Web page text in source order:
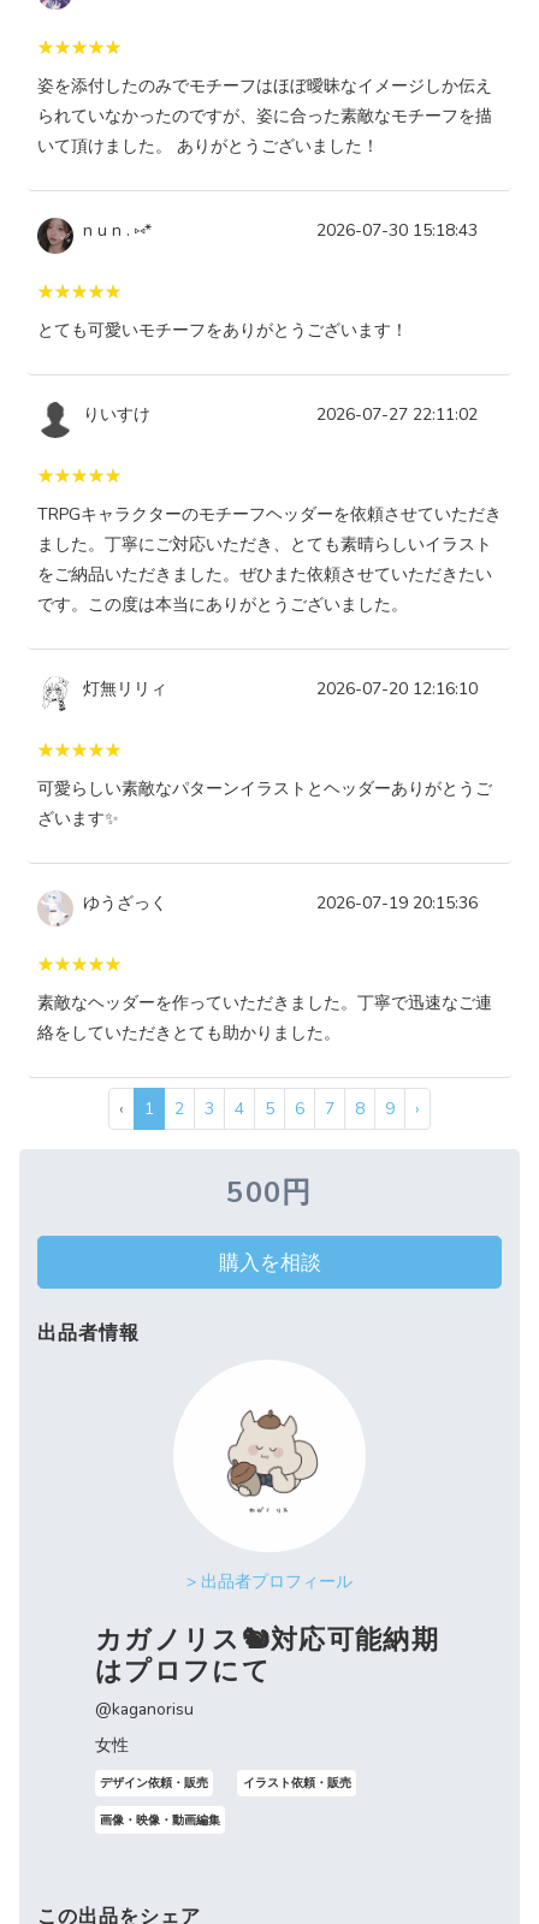
姿を添付したのみでモチーフはほぼ曖昧なイメージしか伝え
られていなかったのですが、姿に合った素敵なモチーフを描
いて頂けました。 ありがとうございました！
n u n . ⑅* 2026-07-30 15:18:43
とても可愛いモチーフをありがとうございます！
りいすけ 2026-07-27 22:11:02
TRPGキャラクターのモチーフヘッダーを依頼させていただき
ました。丁寧にご対応いただき、とても素晴らしいイラスト
をご納品いただきました。ぜひまた依頼させていただきたい
です。この度は本当にありがとうございました。
灯無リリィ 2026-07-20 12:16:10
可愛らしい素敵なパターンイラストとヘッダーありがとうご
ざいます✨
ゆうざっく 2026-07-19 20:15:36
素敵なヘッダーを作っていただきました。丁寧で迅速なご連
絡をしていただきとても助かりました。
‹ 1 2 3 4 5 6 7 8 9 ›
500円
購入を相談
出品者情報
> 出品者プロフィール
カガノリス🐿対応可能納期
はプロフにて
@kaganorisu
女性
デザイン依頼・販売 イラスト依頼・販売
画像・映像・動画編集
この出品をシェア